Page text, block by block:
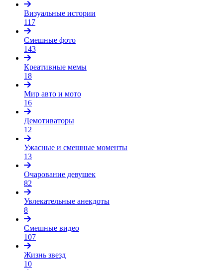
Визуальные истории
117
Смешные фото
143
Креативные мемы
18
Мир авто и мото
16
Демотиваторы
12
Ужасные и смешные моменты
13
Очарование девушек
82
Увлекательные анекдоты
8
Смешные видео
107
Жизнь звезд
10